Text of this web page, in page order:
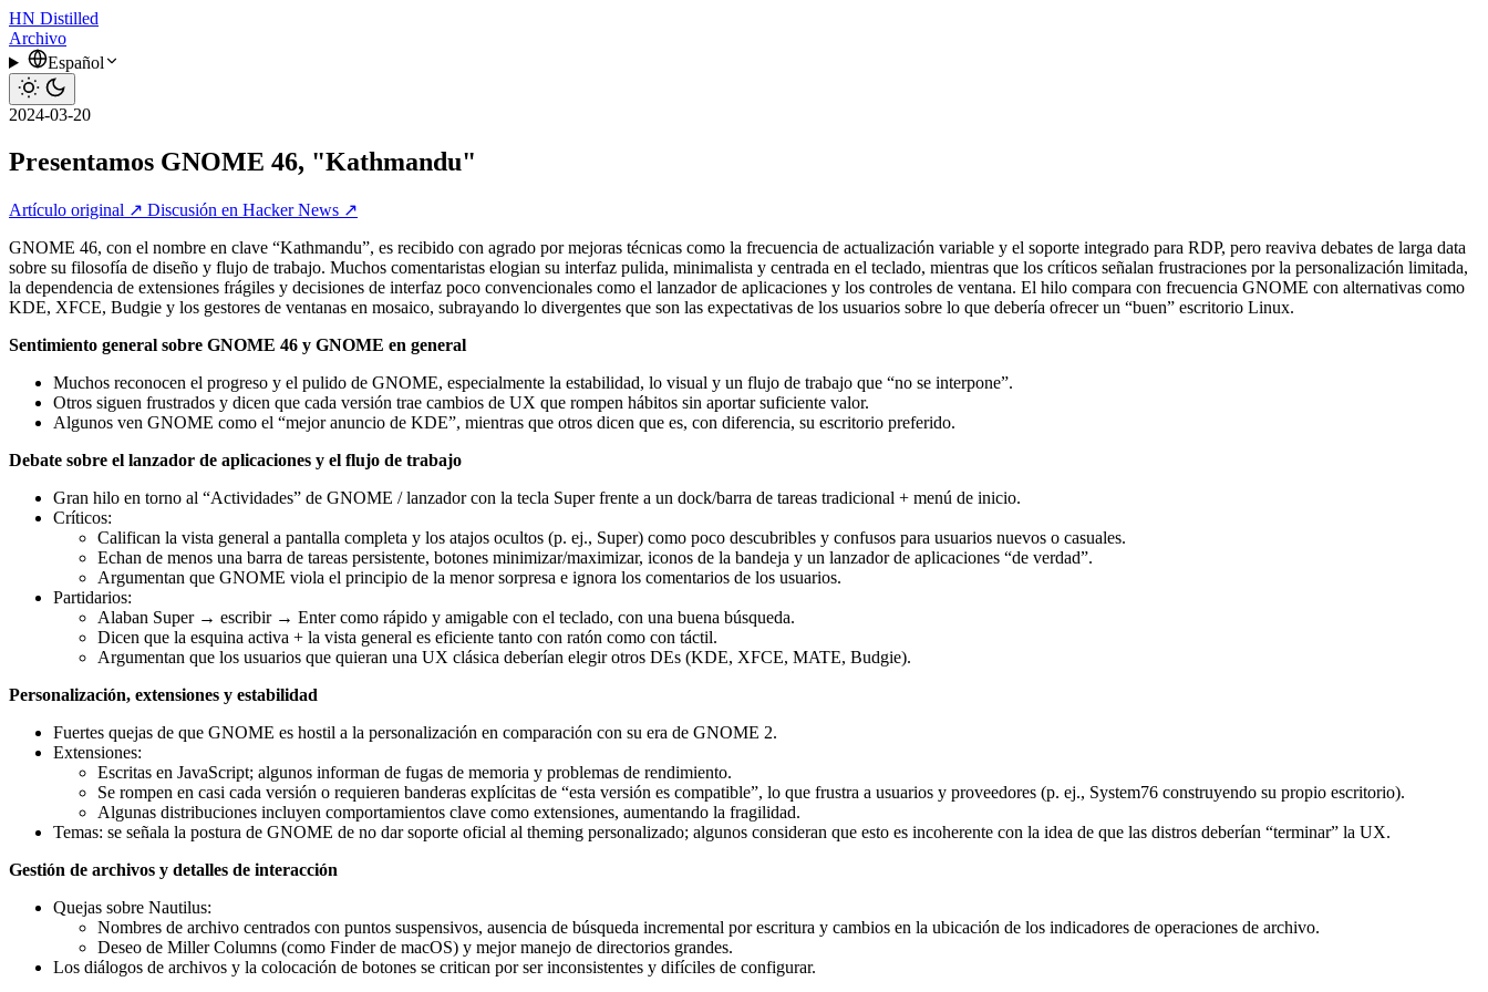
HN Distilled
Archivo
Español
2024-03-20
Presentamos GNOME 46, "Kathmandu"
Artículo original ↗ Discusión en Hacker News ↗
GNOME 46, con el nombre en clave “Kathmandu”, es recibido con agrado por mejoras técnicas como la frecuencia de actualización variable y el soporte integrado para RDP, pero reaviva debates de larga data
sobre su filosofía de diseño y flujo de trabajo. Muchos comentaristas elogian su interfaz pulida, minimalista y centrada en el teclado, mientras que los críticos señalan frustraciones por la personalización limitada,
la dependencia de extensiones frágiles y decisiones de interfaz poco convencionales como el lanzador de aplicaciones y los controles de ventana. El hilo compara con frecuencia GNOME con alternativas como
KDE, XFCE, Budgie y los gestores de ventanas en mosaico, subrayando lo divergentes que son las expectativas de los usuarios sobre lo que debería ofrecer un “buen” escritorio Linux.
Sentimiento general sobre GNOME 46 y GNOME en general
Muchos reconocen el progreso y el pulido de GNOME, especialmente la estabilidad, lo visual y un flujo de trabajo que “no se interpone”.
Otros siguen frustrados y dicen que cada versión trae cambios de UX que rompen hábitos sin aportar suficiente valor.
Algunos ven GNOME como el “mejor anuncio de KDE”, mientras que otros dicen que es, con diferencia, su escritorio preferido.
Debate sobre el lanzador de aplicaciones y el flujo de trabajo
Gran hilo en torno al “Actividades” de GNOME / lanzador con la tecla Super frente a un dock/barra de tareas tradicional + menú de inicio.
Críticos:
Califican la vista general a pantalla completa y los atajos ocultos (p. ej., Super) como poco descubribles y confusos para usuarios nuevos o casuales.
Echan de menos una barra de tareas persistente, botones minimizar/maximizar, iconos de la bandeja y un lanzador de aplicaciones “de verdad”.
Argumentan que GNOME viola el principio de la menor sorpresa e ignora los comentarios de los usuarios.
Partidarios:
Alaban Super → escribir → Enter como rápido y amigable con el teclado, con una buena búsqueda.
Dicen que la esquina activa + la vista general es eficiente tanto con ratón como con táctil.
Argumentan que los usuarios que quieran una UX clásica deberían elegir otros DEs (KDE, XFCE, MATE, Budgie).
Personalización, extensiones y estabilidad
Fuertes quejas de que GNOME es hostil a la personalización en comparación con su era de GNOME 2.
Extensiones:
Escritas en JavaScript; algunos informan de fugas de memoria y problemas de rendimiento.
Se rompen en casi cada versión o requieren banderas explícitas de “esta versión es compatible”, lo que frustra a usuarios y proveedores (p. ej., System76 construyendo su propio escritorio).
Algunas distribuciones incluyen comportamientos clave como extensiones, aumentando la fragilidad.
Temas: se señala la postura de GNOME de no dar soporte oficial al theming personalizado; algunos consideran que esto es incoherente con la idea de que las distros deberían “terminar” la UX.
Gestión de archivos y detalles de interacción
Quejas sobre Nautilus:
Nombres de archivo centrados con puntos suspensivos, ausencia de búsqueda incremental por escritura y cambios en la ubicación de los indicadores de operaciones de archivo.
Deseo de Miller Columns (como Finder de macOS) y mejor manejo de directorios grandes.
Los diálogos de archivos y la colocación de botones se critican por ser inconsistentes y difíciles de configurar.